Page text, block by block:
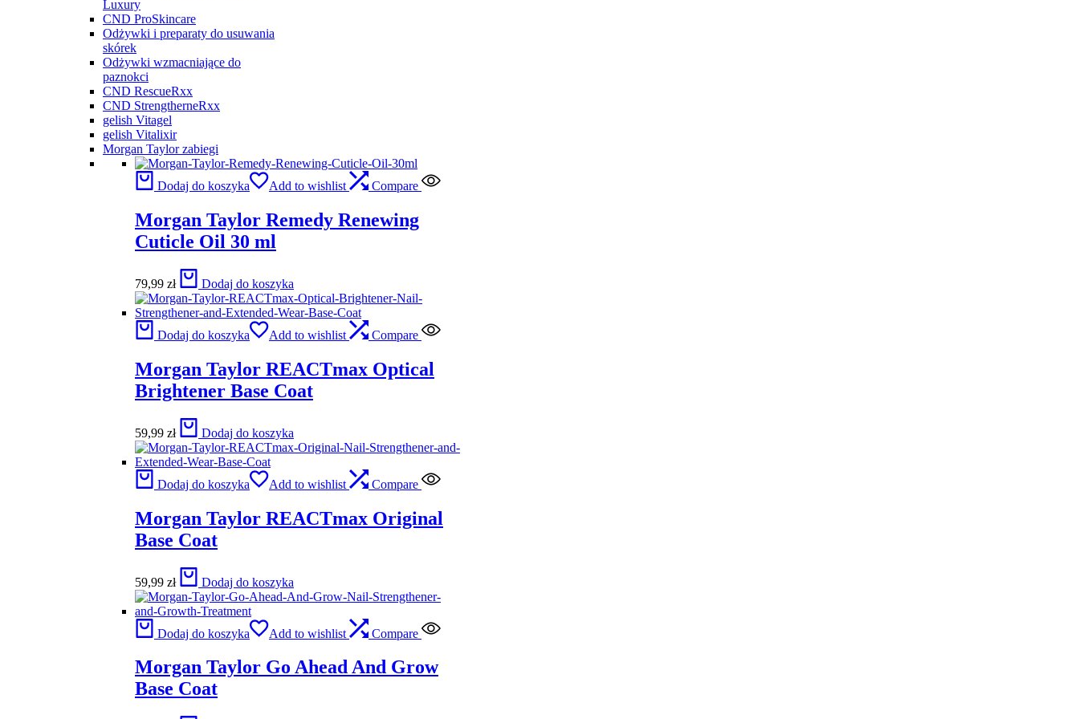
Luxury
CND ProSkincare
Odżywki i preparaty do usuwania
skórek
Odżywki wzmacniające do
paznokci
CND RescueRxx
CND StrengtherneRxx
gelish Vitagel
gelish Vitalixir
Morgan Taylor zabiegi
Dodaj do koszyka Add to wishlist Compare
Morgan Taylor Remedy Renewing
Cuticle Oil 30 ml
79,99 zł Dodaj do koszyka
Dodaj do koszyka Add to wishlist Compare
Morgan Taylor REACTmax Optical
Brightener Base Coat
59,99 zł Dodaj do koszyka
Dodaj do koszyka Add to wishlist Compare
Morgan Taylor REACTmax Original
Base Coat
59,99 zł Dodaj do koszyka
Dodaj do koszyka Add to wishlist Compare
Morgan Taylor Go Ahead And Grow
Base Coat